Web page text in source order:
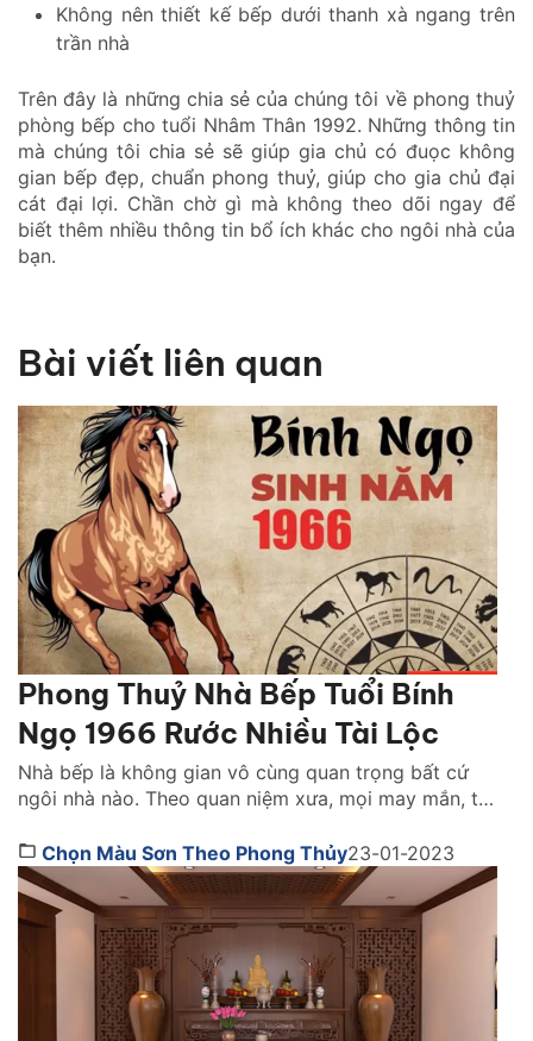
Không nên thiết kế bếp dưới thanh xà ngang trên
trần nhà
Trên đây là những chia sẻ của chúng tôi về phong thuỷ
phòng bếp cho tuổi Nhâm Thân 1992. Những thông tin
mà chúng tôi chia sẻ sẽ giúp gia chủ có đuọc không
gian bếp đẹp, chuẩn phong thuỷ, giúp cho gia chủ đại
cát đại lợi. Chần chờ gì mà không theo dõi ngay để
biết thêm nhiều thông tin bổ ích khác cho ngôi nhà của
bạn.
Bài viết liên quan
Phong Thuỷ Nhà Bếp Tuổi Bính
Ngọ 1966 Rước Nhiều Tài Lộc
Nhà bếp là không gian vô cùng quan trọng bất cứ
ngôi nhà nào. Theo quan niệm xưa, mọi may mắn, tài
từ không gian này. Thiết kế nhà bếp đẹp chuẩn
phong thuỷ giúp mang đến không gian tối ưu, đem
lại nhiều […]
Chọn Màu Sơn Theo Phong Thủy23-01-2023